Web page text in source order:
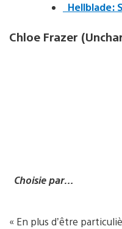
Hellblade:
Chloe Frazer
Choisie par…
« En plus d’être